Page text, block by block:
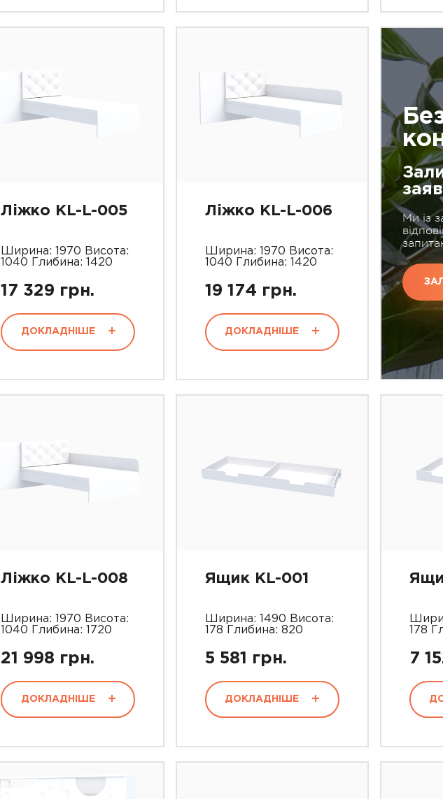
Ліжко KL-L-005
Ширина: 1970 Висота:
1040 Глибина: 1420
17 329 грн.
ДОКЛАДНІШЕ
Ліжко KL-L-006
Ширина: 1970 Висота:
1040 Глибина: 1420
19 174 грн.
ДОКЛАДНІШЕ
Ми із
Ліжко KL-L-008
Ширина: 1970 Висота:
1040 Глибина: 1720
21 998 грн.
ДОКЛАДНІШЕ
Ящик KL-001
Ширина: 1490 Висота:
178 Глибина: 820
5 581 грн.
ДОКЛАДНІШЕ
178
7